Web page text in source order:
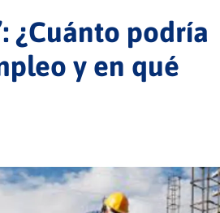
¿Cuánto podría
y en qué